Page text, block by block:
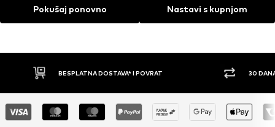
Pokušaj ponovno Nastavi s kupnjom
BESPLATNA DOSTAVA* I POVRAT 30